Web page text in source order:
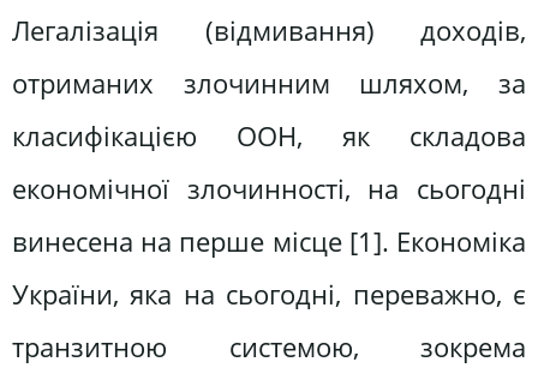
Легалізація (відмивання) доходів,
отриманих злочинним шляхом, за
класифікацією ООН, як складова
економічної злочинності, на сьогодні
винесена на перше місце [1]. Економіка
України, яка на сьогодні, переважно, є
транзитною системою, зокрема